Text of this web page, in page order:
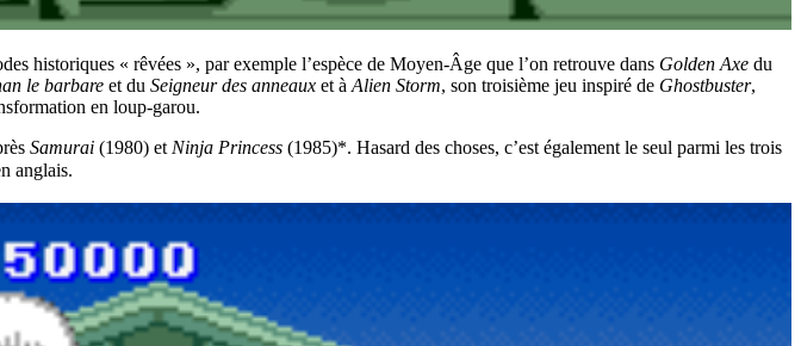
historiques « rêvées », par exemple l’espèce de Moyen-Âge que l’on retrouve dans Golden Axe du
le barbare et du Seigneur des anneaux et à Alien Storm, son troisième jeu inspiré de Ghostbuster,
en loup-garou.
Samurai (1980) et Ninja Princess (1985)*. Hasard des choses, c’est également le seul parmi les trois
anglais.